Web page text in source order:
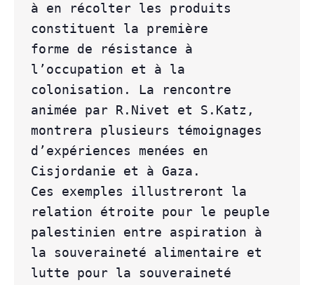
à en récolter les produits
constituent la première
forme de résistance à
l’occupation et à la
colonisation. La rencontre
animée par R.Nivet et S.Katz,
montrera plusieurs témoignages
d’expériences menées en
Cisjordanie et à Gaza.
Ces exemples illustreront la
relation étroite pour le peuple
palestinien entre aspiration à
la souveraineté alimentaire et
lutte pour la souveraineté